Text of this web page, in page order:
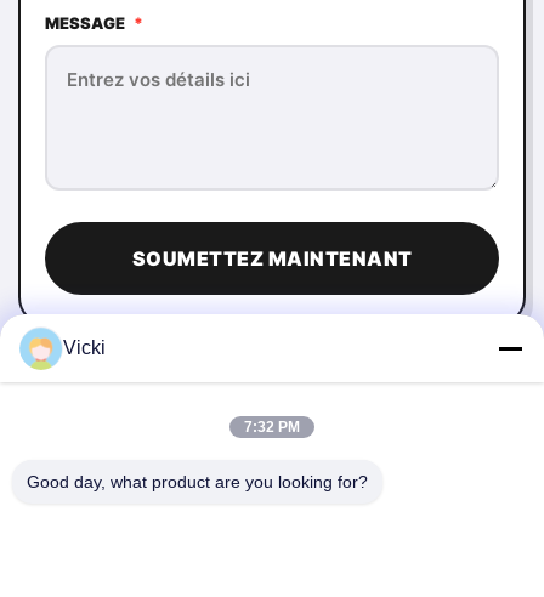
MESSAGE *
SOUMETTEZ MAINTENANT
Vicki
7:32 PM
Good day, what product are you looking for?